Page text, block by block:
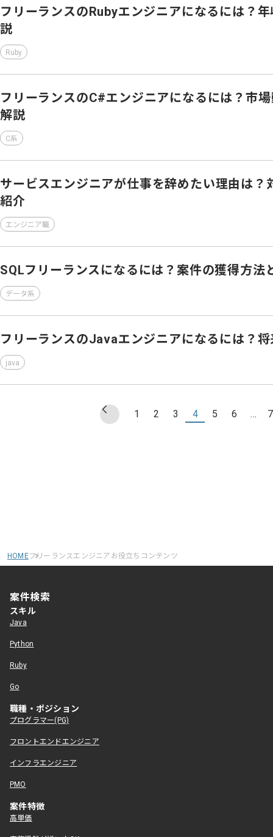
フリーランスのRubyエンジニアになるには？
説
Ruby
フリーランスのC#エンジニアになるには？市
解説
C系
サービスエンジニアが仕事を辞めたい理由は？
紹介
エンジニア職
SQLフリーランスになるには？案件の獲得方法
データ系
フリーランスのJavaエンジニアになるには？
java
1 2 3 4 5 6 …
HOMEフリーランスエンジニアお役立ちコンテンツ
案件検索
スキル
Java
Python
Ruby
Go
職種・ポジション
プログラマー(PG)
フロントエンドエンジニア
インフラエンジニア
PMO
案件特徴
高単価